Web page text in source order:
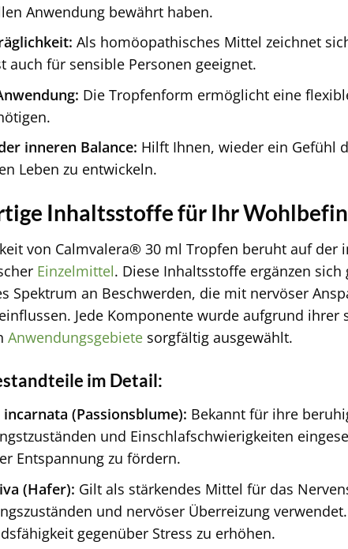
Anwendung bewährt haben.
Als homöopathisches Mittel zeichnet
auch für sensible Personen geeignet.
Die Tropfenform ermöglicht eine
inneren Balance: Hilft Ihnen, wieder ein Gefühl
Leben zu entwickeln.
Inhaltsstoffe für Ihr
von Calmvalera® 30 ml Tropfen beruht auf
Einzelmittel. Diese Inhaltsstoffe ergänzen
Spektrum an Beschwerden, die mit nervöser
Jede Komponente wurde aufgrund
Anwendungsgebiete sorgfältig ausgewählt.
im Detail:
(Passionsblume): Bekannt für ihre
und Einschlafschwierigkeiten
Entspannung zu fördern.
(Hafer): Gilt als stärkendes Mittel für das
und nervöser Überreizung
gegenüber Stress zu erhöhen.